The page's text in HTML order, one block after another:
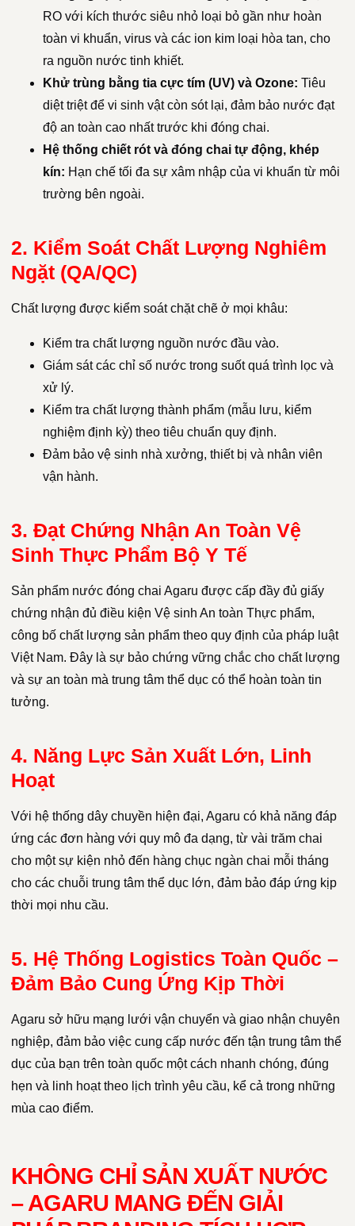
RO với kích thước siêu nhỏ loại bỏ gần như hoàn
toàn vi khuẩn, virus và các ion kim loại hòa tan, cho
ra nguồn nước tinh khiết.
Khử trùng bằng tia cực tím (UV) và Ozone: Tiêu
diệt triệt để vi sinh vật còn sót lại, đảm bảo nước đạt
độ an toàn cao nhất trước khi đóng chai.
Hệ thống chiết rót và đóng chai tự động, khép
kín: Hạn chế tối đa sự xâm nhập của vi khuẩn từ môi
trường bên ngoài.
2. Kiểm Soát Chất Lượng Nghiêm
Ngặt (QA/QC)
Chất lượng được kiểm soát chặt chẽ ở mọi khâu:
Kiểm tra chất lượng nguồn nước đầu vào.
Giám sát các chỉ số nước trong suốt quá trình lọc và
xử lý.
Kiểm tra chất lượng thành phẩm (mẫu lưu, kiểm
nghiệm định kỳ) theo tiêu chuẩn quy định.
Đảm bảo vệ sinh nhà xưởng, thiết bị và nhân viên
vận hành.
3. Đạt Chứng Nhận An Toàn Vệ
Sinh Thực Phẩm Bộ Y Tế
Sản phẩm nước đóng chai Agaru được cấp đầy đủ giấy
chứng nhận đủ điều kiện Vệ sinh An toàn Thực phẩm,
công bố chất lượng sản phẩm theo quy định của pháp luật
Việt Nam. Đây là sự bảo chứng vững chắc cho chất lượng
và sự an toàn mà trung tâm thể dục có thể hoàn toàn tin
tưởng.
4. Năng Lực Sản Xuất Lớn, Linh
Hoạt
Với hệ thống dây chuyền hiện đại, Agaru có khả năng đáp
ứng các đơn hàng với quy mô đa dạng, từ vài trăm chai
cho một sự kiện nhỏ đến hàng chục ngàn chai mỗi tháng
cho các chuỗi trung tâm thể dục lớn, đảm bảo đáp ứng kịp
thời mọi nhu cầu.
5. Hệ Thống Logistics Toàn Quốc –
Đảm Bảo Cung Ứng Kịp Thời
Agaru sở hữu mạng lưới vận chuyển và giao nhận chuyên
nghiệp, đảm bảo việc cung cấp nước đến tận trung tâm thể
dục của bạn trên toàn quốc một cách nhanh chóng, đúng
hẹn và linh hoạt theo lịch trình yêu cầu, kể cả trong những
mùa cao điểm.
KHÔNG CHỈ SẢN XUẤT NƯỚC
– AGARU MANG ĐẾN GIẢI